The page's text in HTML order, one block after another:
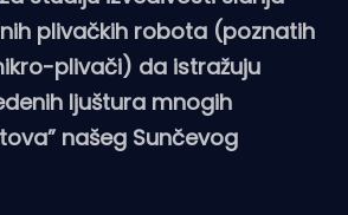
plivačkih robota (poznatih
plivači) da istražuju
ljuštura mnogih
našeg Sunčevog